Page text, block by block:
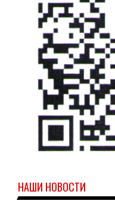
НАШИ НОВОСТИ